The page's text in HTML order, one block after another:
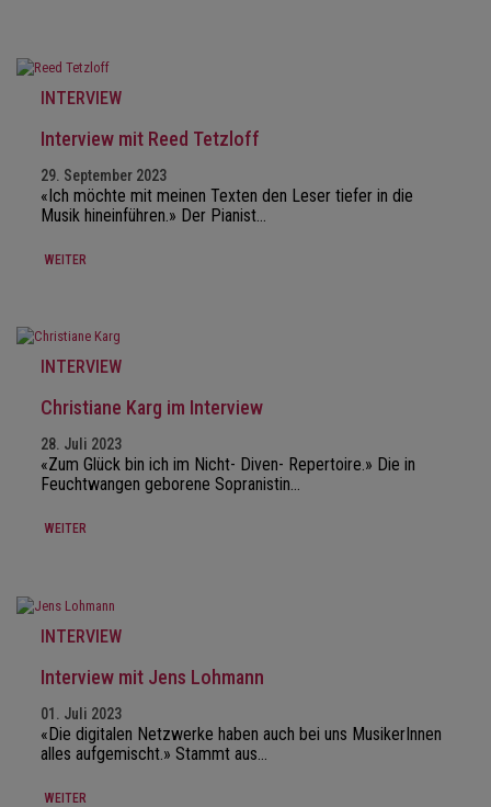
INTERVIEW
Interview mit Reed Tetzloff
29. September 2023
«Ich möchte mit meinen Texten den Leser tiefer in die
Musik hineinführen.» Der Pianist…
WEITER
INTERVIEW
Christiane Karg im Interview
28. Juli 2023
«Zum Glück bin ich im Nicht- Diven- Repertoire.» Die in
Feuchtwangen geborene Sopranistin…
WEITER
INTERVIEW
Interview mit Jens Lohmann
01. Juli 2023
«Die digitalen Netzwerke haben auch bei uns MusikerInnen
alles aufgemischt.» Stammt aus…
WEITER